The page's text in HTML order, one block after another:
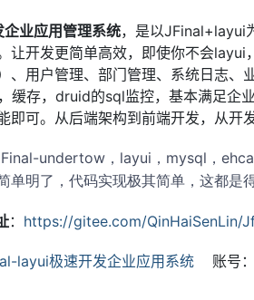
业应用管理系统，是以JFinal+layui
让开发更简单高效，即使你不会
、用户管理、部门管理、系统日志
缓存，druid的sql监控，基本满足企
即可。从后端架构到前端开发，从
undertow，layui，mysql，
单明了，代码实现极其简单，这都是
： https://gitee.com/QinHaiSenLin/
layui极速开发企业应用系统 账号